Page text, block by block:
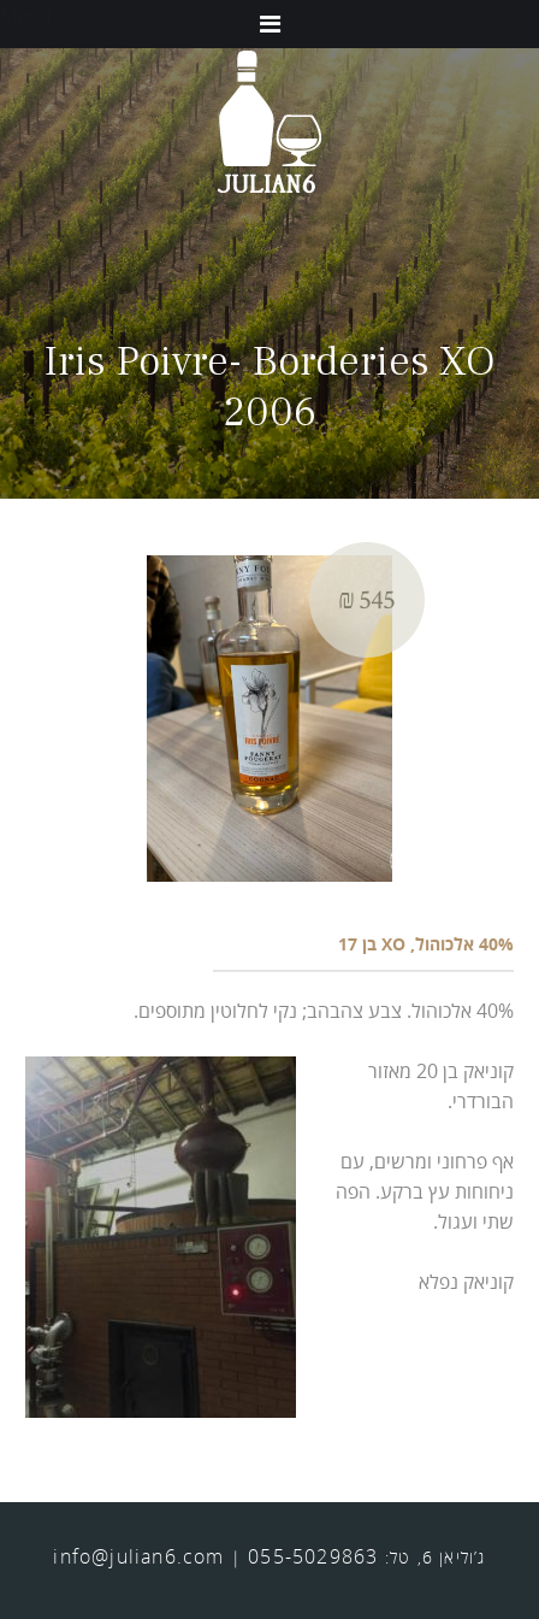
Iris Poivre- Borderies XO
2006
₪ 545
40% אלכוהול, XO בן 17
40% אלכוהול. צבע צהבהב; נקי לחלוטין מתוספים.
קוניאק בן 20 מאזור
הבורדרי.
אף פרחוני ומרשים, עם
ניחוחות עץ ברקע. הפה
שתי ועגול.
קוניאק נפלא
ג’וליאן 6, טל: 055-5029863
|
info@julian6.com